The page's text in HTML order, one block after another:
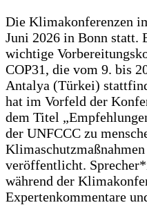
Die Klimakonferenzen
Juni 2026 in Bonn statt.
wichtige
COP31, die vom 9. bis
Antalya (Türkei)
hat im Vorfeld der
dem Titel
der UNFCCC zu
veröffentlicht.
während der
Expertenkommentare